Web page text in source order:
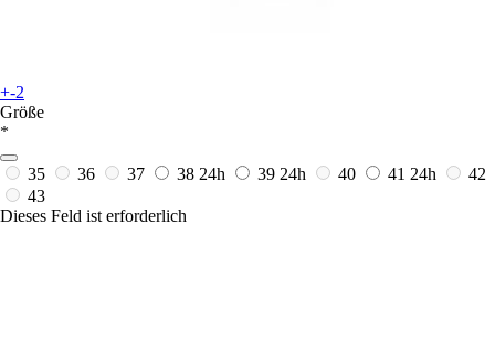
+-2
Größe
*
35 36 37 38 24h 39 24h 40 41 24h
42
43
Dieses Feld ist erforderlich